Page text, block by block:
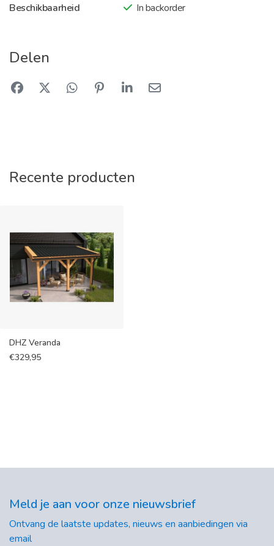
Beschikbaarheid
In backorder
Delen
Recente producten
DHZ Veranda
€329,95
Meld je aan voor onze nieuwsbrief
Ontvang de laatste updates, nieuws en aanbiedingen via
email